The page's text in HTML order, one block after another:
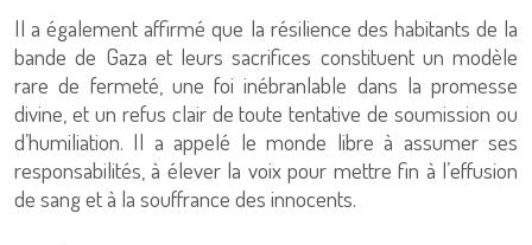
Il a également affirmé que la résilience des habitants de la
bande de Gaza et leurs sacrifices constituent un modèle
rare de fermeté, une foi inébranlable dans la promesse
divine, et un refus clair de toute tentative de soumission ou
d’humiliation. Il a appelé le monde libre à assumer ses
responsabilités, à élever la voix pour mettre fin à l’effusion
de sang et à la souffrance des innocents.